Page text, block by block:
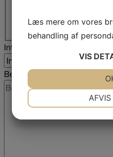
Interesse
Besked
Læs mere om vores
behandling af
VIS